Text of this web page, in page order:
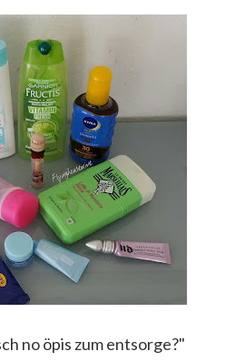
no öpis zum entsorge?"